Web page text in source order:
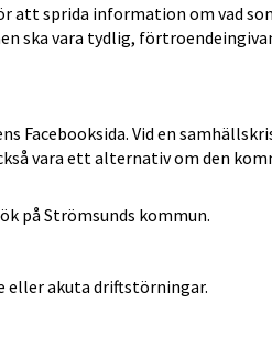
att sprida information om vad
ska vara tydlig,
Vid en
vara ett alternativ om den
på Strömsunds kommun.
eller akuta driftstörningar.